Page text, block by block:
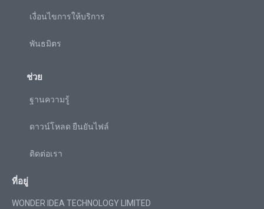
เงื่อนไขการให้บริการ
พันธมิตร
ช่วย
ฐานความรู้
ดาวน์โหลด ยืนยันไฟล์
ติดต่อเรา
ที่อยู่
WONDER IDEA TECHNOLOGY LIMITED